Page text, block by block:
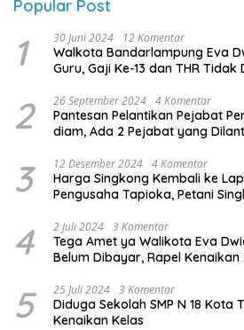
Popular Post
1 30 Juni 2024 12 Komentar
Walkota Bandarlampung Eva
Guru, Gaji Ke-13 dan THR
2 26 September 2024 4 Komentar
Pantesan Pelantikan Pejabat
diam, Ada 2 Pejabat yang
3 12 Desember 2024 4 Komentar
Harga Singkong Kembali ke
Pengusaha Tapioka, Petani
4 2 Juli 2024 3 Komentar
Tega Amet ya Walikota Eva
Belum Dibayar, Rapel
5 25 Juli 2024 3 Komentar
Diduga Sekolah SMP N 18 Kota
Kenaikan Kelas